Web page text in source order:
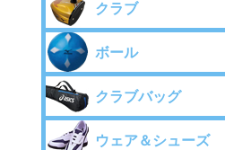
クラブ
ボール
クラブバッグ
ウェア＆シューズ